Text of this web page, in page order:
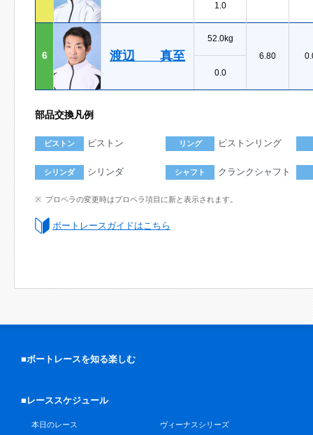
1.0
6 渡辺 真至
52.0kg
6.80
0.0
部品交換凡例
ピストン ピストン リング ピストンリング
シリンダ シリンダ シャフト クランクシャフト
プロペラの変更時はプロペラ項目に新と表示されます。
ボートレースガイドはこちら
■ボートレースを知る楽しむ
■レーススケジュール
本日のレース
ヴィーナスシリーズ